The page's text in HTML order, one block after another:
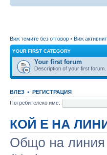
Виж темите без отговор • Виж
YOUR FIRST CATEGORY
Your first forum
Description of your first forum.
ВЛЕЗ • РЕГИСТРАЦИЯ
Потребителско име:
КОЙ Е НА
Общо на линия